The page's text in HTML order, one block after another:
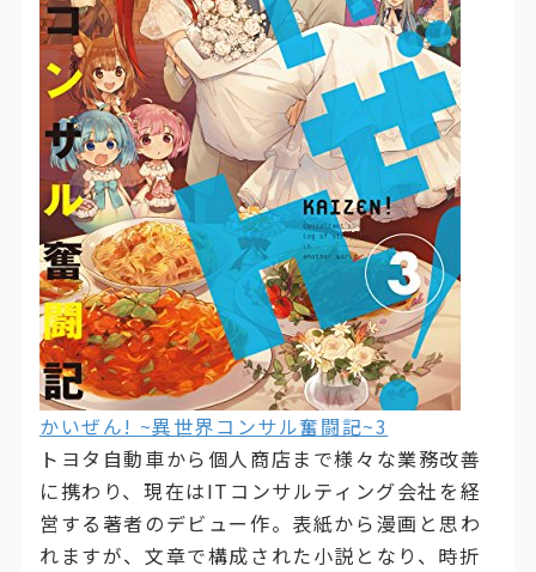
かいぜん! ~異世界コンサル奮闘記~3
トヨタ自動車から個人商店まで様々な業務改善
に携わり、現在はITコンサルティング会社を経
営する著者のデビュー作。表紙から漫画と思わ
れますが、文章で構成された小説となり、時折